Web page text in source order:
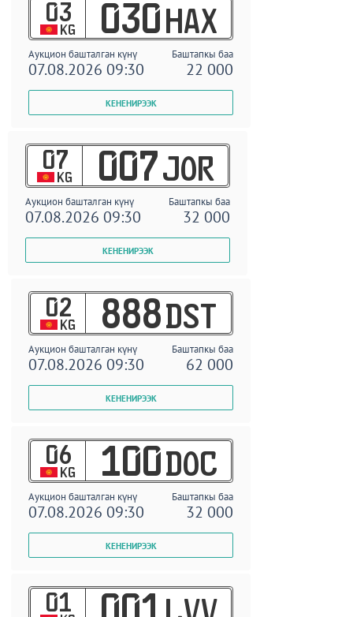
03
KG 030 HAX
Аукцион башталган күнү Баштапкы баа
07.08.2026 09:30 22 000
07
KG 007 JOR
Аукцион башталган күнү Баштапкы баа
07.08.2026 09:30 32 000
02
KG 888 DST
Аукцион башталган күнү Баштапкы баа
07.08.2026 09:30 62 000
06
KG 100 DOC
Аукцион башталган күнү Баштапкы баа
07.08.2026 09:30 32 000
01 001 LVV